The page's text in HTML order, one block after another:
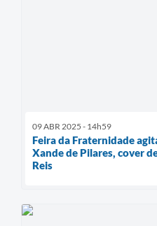
09 ABR 2025 - 14h59
Feira da Fraternidade
Xande de Pilares, cover
Reis